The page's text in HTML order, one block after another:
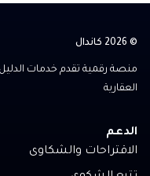
© 2026 كاندال
منصة رقمية تقدم خدمات الدليل
العقارية
الدعم
الاقتراحات والشكاوى